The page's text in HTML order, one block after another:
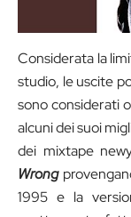
Considerata la
studio, le uscite
sono considerati
alcuni dei suoi
dei mixtape
Wrong
1995 e la